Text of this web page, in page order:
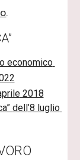
.
economico
2018
dell’8 luglio